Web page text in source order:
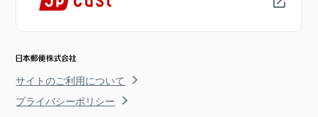
サイトのご利用について
プライバシーポリシー